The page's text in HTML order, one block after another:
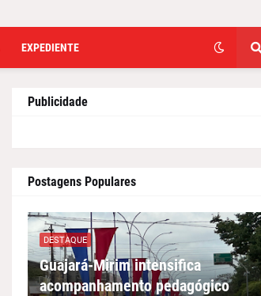
EXPEDIENTE
Publicidade
Postagens Populares
DESTAQUE
Guajará-Mirim intensifica
acompanhamento pedagógico